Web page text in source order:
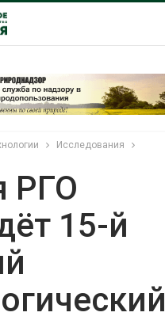
Исследования
РГО
15-й